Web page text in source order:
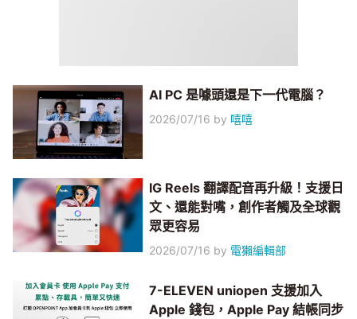
AI PC 是噱頭還是下一代電腦？
2026/07/16 by 嘻嘻
IG Reels 翻譯配音再升級！支援日
文、還能對嘴，創作者觸及全球觀
眾更容易
2026/07/16 by 電獺編輯部
7-ELEVEN uniopen 支援加入
Apple 錢包，Apple Pay 結帳同步